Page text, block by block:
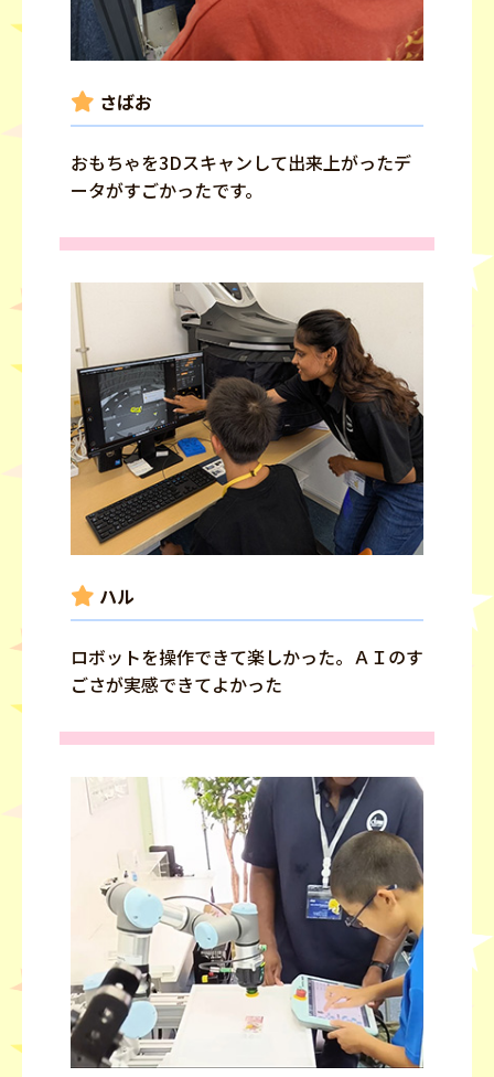
さばお
おもちゃを3Dスキャンして出来上がったデ
ータがすごかったです。
ハル
ロボットを操作できて楽しかった。ＡＩのす
ごさが実感できてよかった